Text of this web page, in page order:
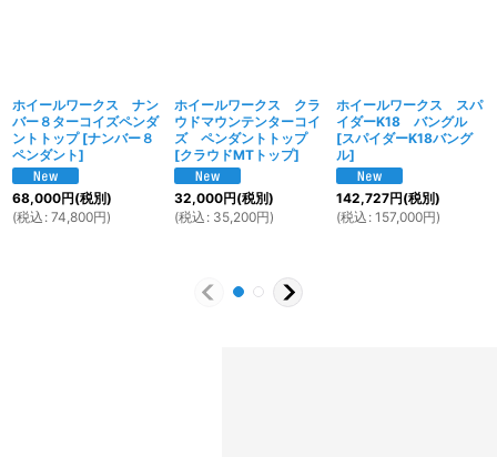
ホイールワークス ナン
バー８ターコイズペンダ
ントトップ [ナンバー８
ペンダント]
68,000円(税別)
(税込 : 74,800円)
ホイールワークス クラ
ウドマウンテンターコイ
ズ ペンダントトップ
[クラウドMTトップ]
32,000円(税別)
(税込 : 35,200円)
ホイールワークス スパ
イダーK18 バングル
[スパイダーK18バング
ル]
142,727円(税別)
(税込 : 157,000円)